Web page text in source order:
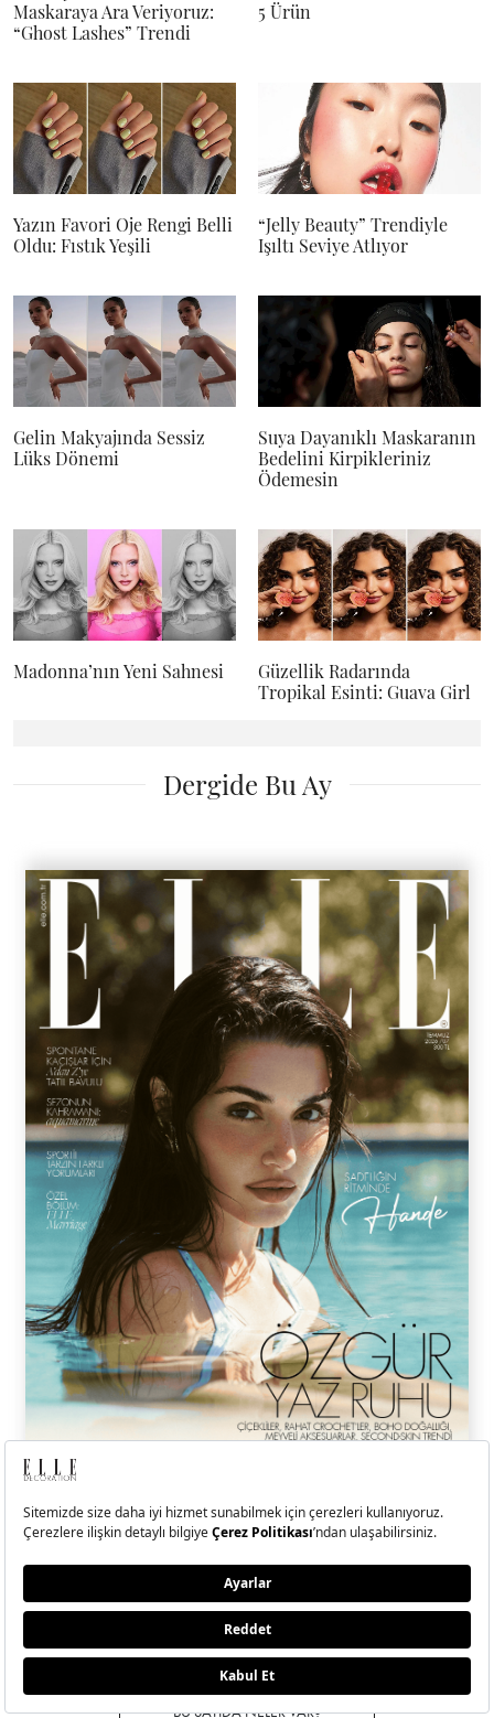
Maskaraya Ara Veriyoruz:
“Ghost Lashes” Trendi
5 Ürün
Yazın Favori Oje Rengi Belli
Oldu: Fıstık Yeşili
“Jelly Beauty” Trendiyle
Işıltı Seviye Atlıyor
Gelin Makyajında Sessiz
Lüks Dönemi
Suya Dayanıklı Maskaranın
Bedelini Kirpikleriniz
Ödemesin
Madonna’nın Yeni Sahnesi
Güzellik Radarında
Tropikal Esinti: Guava Girl
Dergide Bu Ay
ELLE Temmuz-Ağustos
2026 Sayısı Çıktı!
Hande Erçel ile kendi kıyısında, kendi dengesini bulan, sadeliğin
ritminde ilerleyen bir yolculuğa çıktık.
BU SAYIDA NELER VAR?